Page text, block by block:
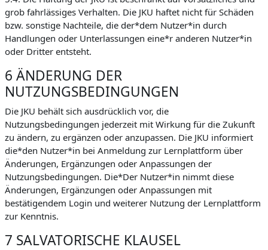
grob fahrlässiges Verhalten. Die JKU haftet nicht für Schäden
bzw. sonstige Nachteile, die der*dem Nutzer*in durch
Handlungen oder Unterlassungen eine*r anderen Nutzer*in
oder Dritter entsteht.
6 ÄNDERUNG DER
NUTZUNGSBEDINGUNGEN
Die JKU behält sich ausdrücklich vor, die
Nutzungsbedingungen jederzeit mit Wirkung für die Zukunft
zu ändern, zu ergänzen oder anzupassen. Die JKU informiert
die*den Nutzer*in bei Anmeldung zur Lernplattform über
Änderungen, Ergänzungen oder Anpassungen der
Nutzungsbedingungen. Die*Der Nutzer*in nimmt diese
Änderungen, Ergänzungen oder Anpassungen mit
bestätigendem Login und weiterer Nutzung der Lernplattform
zur Kenntnis.
7 SALVATORISCHE KLAUSEL